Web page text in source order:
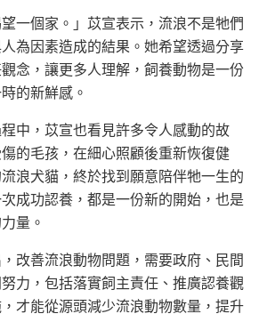
望一個家。」苡宣表示，流浪不是牠們
為因素造成的結果。她希望透過分享
念，讓更多人理解，飼養動物是一份
的新鮮感。
中，苡宣也看見許多令人感動的故
的毛孩，在細心照顧後重新恢復健
浪犬貓，終於找到願意陪伴牠一生的
成功認養，都是一份新的開始，也是
量。
改善流浪動物問題，需要政府、民間
力，包括落實飼主責任、推廣認養觀
才能從源頭減少流浪動物數量，提升